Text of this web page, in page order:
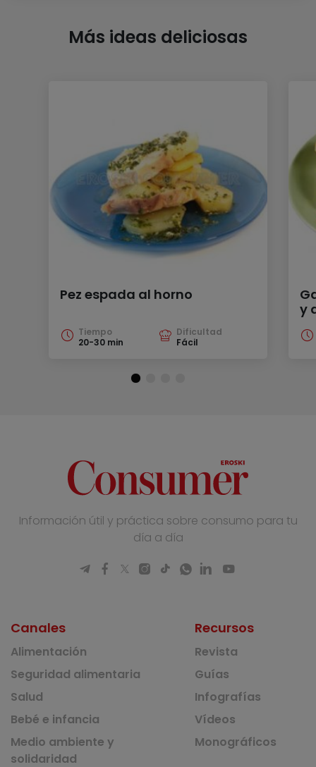
Más ideas deliciosas
Pez espada al horno
Tiempo
20-30 min
Dificultad
Fácil
y
Información útil y práctica sobre consumo para tu
día a día
Canales
Alimentación
Seguridad alimentaria
Salud
Bebé e infancia
Medio ambiente y
solidaridad
Recursos
Revista
Guías
Infografías
Vídeos
Monográficos